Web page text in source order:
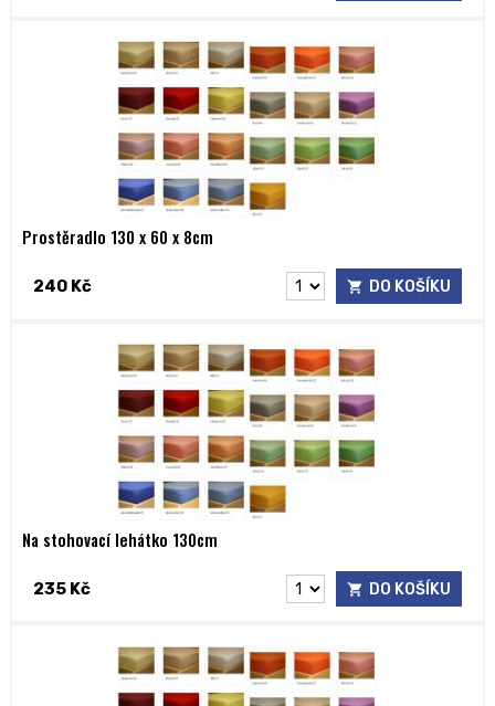
Prostěradlo 130 x 60 x 8cm
240 Kč DO KOŠÍKU
Na stohovací lehátko 130cm
235 Kč DO KOŠÍKU